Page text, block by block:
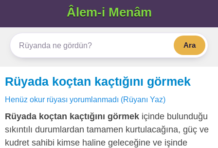
Âlem-i Menâm
Ara
Rüyada koçtan kaçtığını görmek
Henüz okur rüyası yorumlanmadı (Rüyanı Yaz)
Rüyada koçtan kaçtığını görmek içinde bulunduğu
sıkıntılı durumlardan tamamen kurtulacağına, güç ve
kudret sahibi kimse haline geleceğine ve işinde